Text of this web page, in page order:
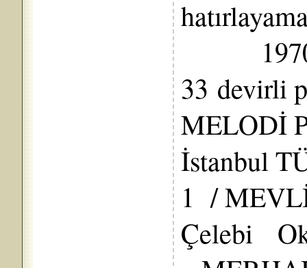
33 devirli
MELODİ
İstanbul
1 /
Çelebi